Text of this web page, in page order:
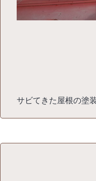
サビてきた屋根の塗